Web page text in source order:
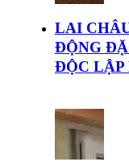
LAI
ĐỘNG
ĐỘC LẬP